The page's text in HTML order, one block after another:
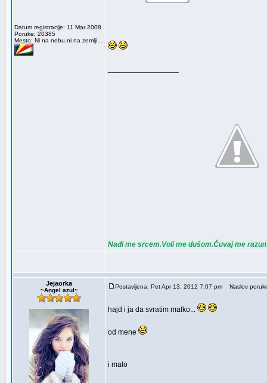
Datum registracije: 11 Mar 2008
Poruke: 20385
Mesto: Ni na nebu,ni na zemlji...
Nađi me srcem.Voli me dušom.Čuvaj me
Jejaorka
~Angel azul~
Postavljena: Pet Apr 13, 2012 7:07 pm Naslov
hajd i ja da svratim malko...
od mene
i malo